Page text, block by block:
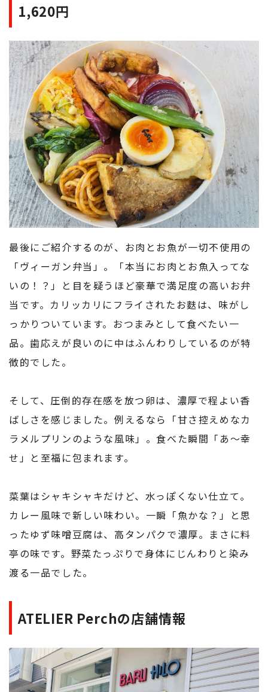
1,620円
最後にご紹介するのが、お肉とお魚が一切不使用の
「ヴィーガン弁当」。「本当にお肉とお魚入ってな
いの！？」と目を疑うほど豪華で満足度の高いお弁
当です。カリッカリにフライされたお麩は、味がし
っかりついています。おつまみとして食べたい一
品。歯応えが良いのに中はふんわりしているのが特
徴的でした。
そして、圧倒的存在感を放つ卵は、濃厚で程よい香
ばしさを感じました。例えるなら「甘さ控えめなカ
ラメルプリンのような風味」。食べた瞬間「あ〜幸
せ」と至福に包まれます。
菜葉はシャキシャキだけど、水っぽくない仕立て。
カレー風味で新しい味わい。一瞬「魚かな？」と思
ったゆず味噌豆腐は、高タンパクで濃厚。まさに料
亭の味です。野菜たっぷりで身体にじんわりと染み
渡る一品でした。
ATELIER Perchの店舗情報